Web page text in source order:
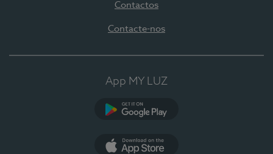
Contactos
Contacte-nos
App MY LUZ